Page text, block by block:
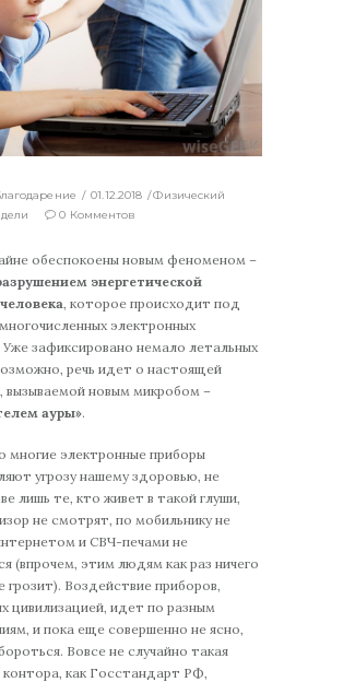
01.12.2018
Физический
0 Комментов
обеспокоены новым феноменом –
энергетической
, которое происходит под
электронных
Уже зафиксировано немало летальных
речь идет о настоящей
вызываемой новым микробом –
ауры».
многие электронные приборы
угрозу нашему здоровью, не
лишь те, кто живет в такой глуши,
не смотрят, по мобильнику не
и СВЧ-печами не
(впрочем, этим людям как раз ничего
грозит). Воздействие приборов,
цивилизацией, идет по разным
и пока еще совершенно не ясно,
Вовсе не случайно такая
контора, как Госстандарт РФ,